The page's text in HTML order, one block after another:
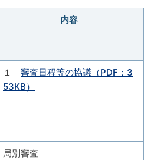
内容
１ 審査日程等の協議（PDF：3
53KB）
局別審査